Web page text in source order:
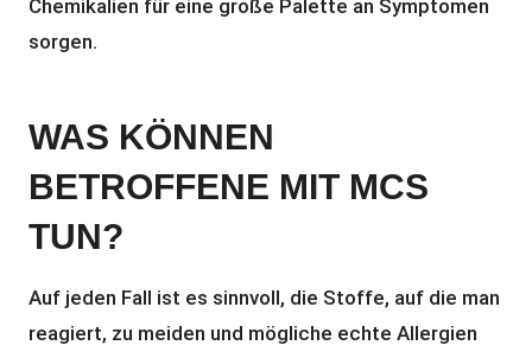
Chemikalien für eine große Palette an Symptomen
sorgen.
WAS KÖNNEN
BETROFFENE MIT MCS
TUN?
Auf jeden Fall ist es sinnvoll, die Stoffe, auf die man
reagiert, zu meiden und mögliche echte Allergien